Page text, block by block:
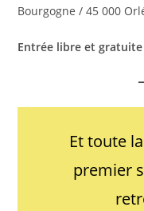
Bourgogne / 45 000
Entrée libre et gratuite
Et toute
premier